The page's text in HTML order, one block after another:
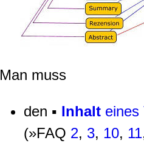
Man muss
den ▪ Inhalt
(»FAQ 2, 3, 10, 11